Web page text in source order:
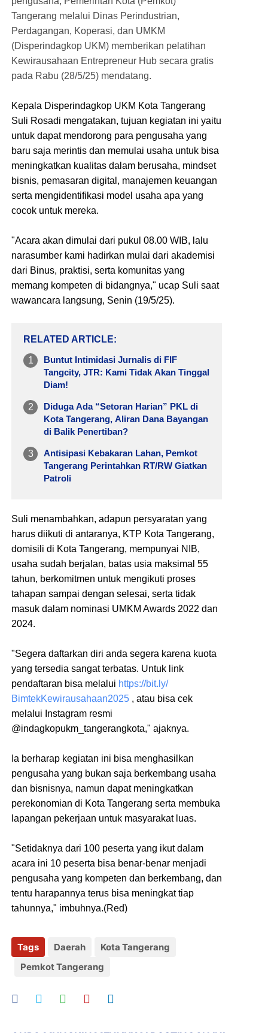
Tangerang melalui Dinas Perindustrian,
Perdagangan, Koperasi, dan UMKM
(Disperindagkop UKM) memberikan pelatihan
Kewirausahaan Entrepreneur Hub secara gratis
pada Rabu (28/5/25) mendatang.
Kepala Disperindagkop UKM Kota Tangerang
Suli Rosadi mengatakan, tujuan kegiatan ini yaitu
untuk dapat mendorong para pengusaha yang
baru saja merintis dan memulai usaha untuk bisa
meningkatkan kualitas dalam berusaha, mindset
bisnis, pemasaran digital, manajemen keuangan
serta mengidentifikasi model usaha apa yang
cocok untuk mereka.
"Acara akan dimulai dari pukul 08.00 WIB, lalu
narasumber kami hadirkan mulai dari akademisi
dari Binus, praktisi, serta komunitas yang
memang kompeten di bidangnya," ucap Suli saat
wawancara langsung, Senin (19/5/25).
RELATED ARTICLE
Buntut Intimidasi Jurnalis di FIF
Tangcity, JTR: Kami Tidak Akan Tinggal
Diam!
Diduga Ada “Setoran Harian” PKL di
Kota Tangerang, Aliran Dana Bayangan
di Balik Penertiban?
Antisipasi Kebakaran Lahan, Pemkot
Tangerang Perintahkan RT/RW Giatkan
Patroli
Suli menambahkan, adapun persyaratan yang
harus diikuti di antaranya, KTP Kota Tangerang,
domisili di Kota Tangerang, mempunyai NIB,
usaha sudah berjalan, batas usia maksimal 55
tahun, berkomitmen untuk mengikuti proses
tahapan sampai dengan selesai, serta tidak
masuk dalam nominasi UMKM Awards 2022 dan
2024.
"Segera daftarkan diri anda segera karena kuota
yang tersedia sangat terbatas. Untuk link
pendaftaran bisa melalui https://bit.ly/
BimtekKewirausahaan2025 , atau bisa cek
melalui Instagram resmi
@indagkopukm_tangerangkota," ajaknya.
Ia berharap kegiatan ini bisa menghasilkan
pengusaha yang bukan saja berkembang usaha
dan bisnisnya, namun dapat meningkatkan
perekonomian di Kota Tangerang serta membuka
lapangan pekerjaan untuk masyarakat luas.
"Setidaknya dari 100 peserta yang ikut dalam
acara ini 10 peserta bisa benar-benar menjadi
pengusaha yang kompeten dan berkembang, dan
tentu harapannya terus bisa meningkat tiap
tahunnya," imbuhnya.(Red)
Tags Daerah
Kota Tangerang
Pemkot Tangerang